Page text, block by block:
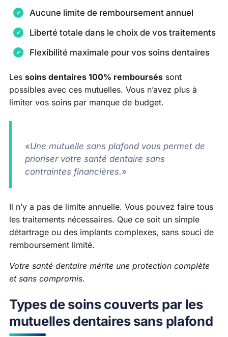
Aucune limite de remboursement annuel
Liberté totale dans le choix de vos traitements
Flexibilité maximale pour vos soins dentaires
Les soins dentaires 100% remboursés sont
possibles avec ces mutuelles. Vous n’avez plus à
limiter vos soins par manque de budget.
«Une mutuelle sans plafond vous permet de
prioriser votre santé dentaire sans
contraintes financières.»
Il n’y a pas de limite annuelle. Vous pouvez faire tous
les traitements nécessaires. Que ce soit un simple
détartrage ou des implants complexes, sans souci de
remboursement limité.
Votre santé dentaire mérite une protection complète
et sans compromis.
Types de soins couverts par les
mutuelles dentaires sans plafond